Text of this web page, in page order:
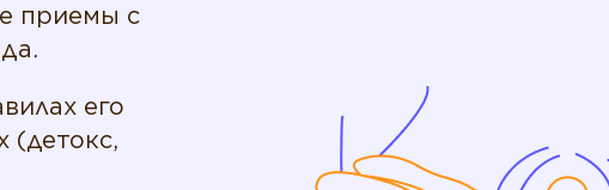
приемы с
его
(детокс,